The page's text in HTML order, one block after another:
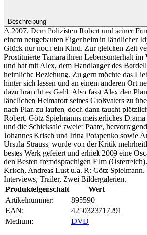
Beschreibung
A 2007. Dem Polizisten Robert und seiner
einem neugebauten Eigenheim in ländlicher
Glück nur noch ein Kind. Zur gleichen Zeit
Prostituierte Tamara ihren Lebensunterhalt
und hat mit Alex, dem Handlanger des
heimliche Beziehung. Zu gern möchte das
hinter sich lassen und an einem anderen Ort
dazu braucht es Geld. Also fasst Alex den
ländlichen Heimatort seines Großvaters zu
nach Plan zu laufen, doch dann taucht
Robert. Götz Spielmanns meisterliches
und die Schicksale zweier Paare,
Johannes Krisch und Irina Potapenko sowie
Ursula Strauss, wurde von der Kritik
bestes Werk gefeiert und erhielt 2009 eine
den Besten fremdsprachigen Film
Krisch, Andreas Lust u.a. R: Götz
Interviews, Trailer, Zwei Bildergalerien.
Produkteigenschaft
Wert
Artikelnummer:
895590
EAN:
4250323717291
Medium‍:
DVD